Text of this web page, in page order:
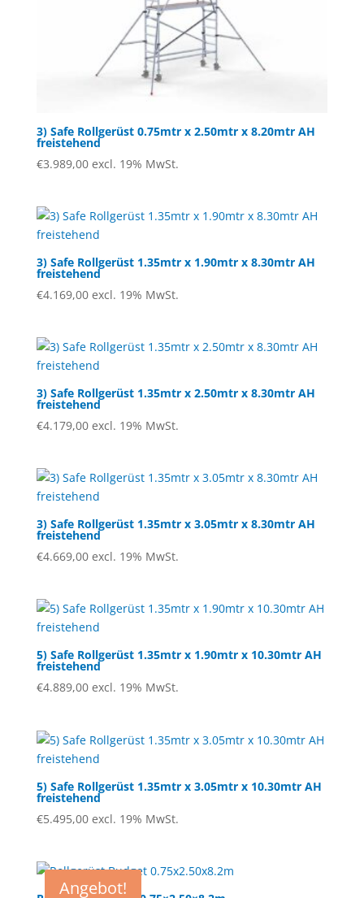
3) Safe Rollgerüst 0.75mtr x 2.50mtr x 8.20mtr AH
freistehend
€3.989,00 excl. 19% MwSt.
3) Safe Rollgerüst 1.35mtr x 1.90mtr x 8.30mtr AH
freistehend
€4.169,00 excl. 19% MwSt.
3) Safe Rollgerüst 1.35mtr x 2.50mtr x 8.30mtr AH
freistehend
€4.179,00 excl. 19% MwSt.
3) Safe Rollgerüst 1.35mtr x 3.05mtr x 8.30mtr AH
freistehend
€4.669,00 excl. 19% MwSt.
5) Safe Rollgerüst 1.35mtr x 1.90mtr x 10.30mtr AH
freistehend
€4.889,00 excl. 19% MwSt.
5) Safe Rollgerüst 1.35mtr x 3.05mtr x 10.30mtr AH
freistehend
€5.495,00 excl. 19% MwSt.
Angebot!